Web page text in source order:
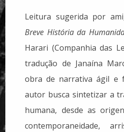
Leitura sugerida por
Breve História da
Harari (Companhia das
tradução de Janaína
obra de narrativa ágil e
autor busca sintetizar a
humana, desde as
contemporaneidade,